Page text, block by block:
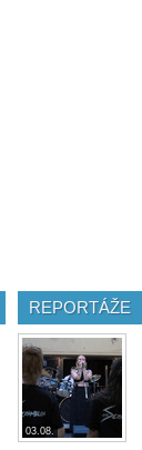
REPORTÁŽE
03.08.